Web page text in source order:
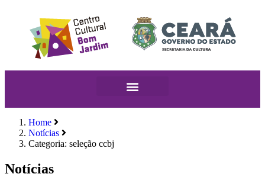
Home
Notícias
Categoria: seleção ccbj
Notícias